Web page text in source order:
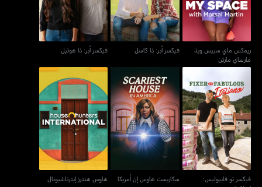
ريمكس ماي سبيس ويذ
مارساي مارتن
فيكسر أبر: ذا كاسل فيكسر أبر: ذا هوتيل
فيكسر تو فابيوليس:
إيطاليانو
فيكسر تو فابيوليس:
سكاريست هاوس إن أمريكا
سكاريست هاوس إن أمريكا
هاوس هنترز إنترناشيونال
هاوس هنترز إنترناشيونال